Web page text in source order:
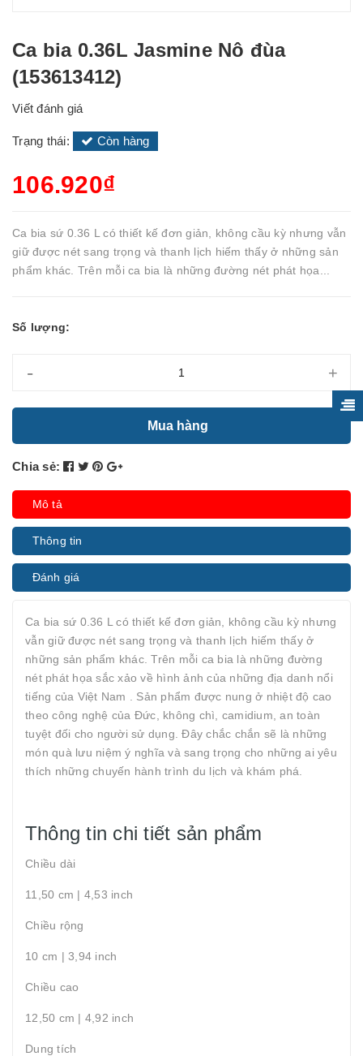
Ca bia 0.36L Jasmine Nô đùa
(153613412)
Viết đánh giá
Trạng thái: Còn hàng
106.920₫
Ca bia sứ 0.36 L có thiết kế đơn giản, không cầu kỳ nhưng vẫn
giữ được nét sang trọng và thanh lịch hiếm thấy ở những sản
phẩm khác. Trên mỗi ca bia là những đường nét phát họa...
Số lượng:
- +
Mua hàng
Chia sẻ:
Mô tả
Thông tin
Đánh giá
Ca bia sứ 0.36 L có thiết kế đơn giản, không cầu kỳ nhưng
vẫn giữ được nét sang trọng và thanh lịch hiếm thấy ở
những sản phẩm khác. Trên mỗi ca bia là những đường
nét phát họa sắc xảo về hình ảnh của những địa danh nổi
tiếng của Việt Nam . Sản phẩm được nung ở nhiệt độ cao
theo công nghệ của Đức, không chì, camidium, an toàn
tuyệt đối cho người sử dụng. Đây chắc chắn sẽ là những
món quà lưu niệm ý nghĩa và sang trọng cho những ai yêu
thích những chuyến hành trình du lịch và khám phá.
Thông tin chi tiết sản phẩm
Chiều dài
11,50 cm | 4,53 inch
Chiều rộng
10 cm | 3,94 inch
Chiều cao
12,50 cm | 4,92 inch
Dung tích